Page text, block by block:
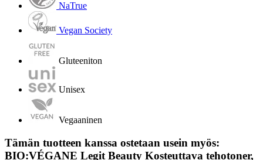
NaTrue
Vegan Society
Gluteeniton
Unisex
Vegaaninen
Tämän tuotteen kanssa ostetaan usein myös:
BIO:VÉGANE Legit Beauty Kosteuttava tehotoner,